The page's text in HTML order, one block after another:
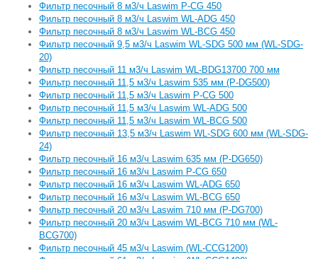
Фильтр песочный 8 м3/ч Laswim P-CG 450
Фильтр песочный 8 м3/ч Laswim WL-ADG 450
Фильтр песочный 8 м3/ч Laswim WL-BCG 450
Фильтр песочный 9,5 м3/ч Laswim WL-SDG 500 мм (WL-SDG-
20)
Фильтр песочный 11 м3/ч Laswim WL-BDG13700 700 мм
Фильтр песочный 11,5 м3/ч Laswim 535 мм (P-DG500)
Фильтр песочный 11,5 м3/ч Laswim P-CG 500
Фильтр песочный 11,5 м3/ч Laswim WL-ADG 500
Фильтр песочный 11,5 м3/ч Laswim WL-BCG 500
Фильтр песочный 13,5 м3/ч Laswim WL-SDG 600 мм (WL-SDG-
24)
Фильтр песочный 16 м3/ч Laswim 635 мм (P-DG650)
Фильтр песочный 16 м3/ч Laswim P-CG 650
Фильтр песочный 16 м3/ч Laswim WL-ADG 650
Фильтр песочный 16 м3/ч Laswim WL-BCG 650
Фильтр песочный 20 м3/ч Laswim 710 мм (P-DG700)
Фильтр песочный 20 м3/ч Laswim WL-BCG 710 мм (WL-
BCG700)
Фильтр песочный 45 м3/ч Laswim (WL-CCG1200)